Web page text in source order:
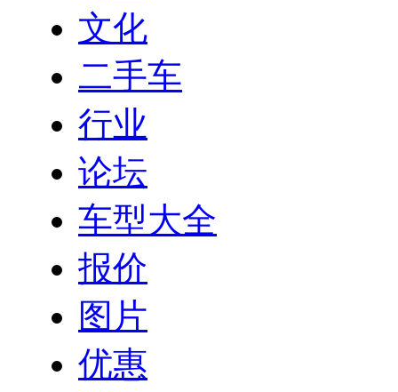
文化
二手车
行业
论坛
车型大全
报价
图片
优惠